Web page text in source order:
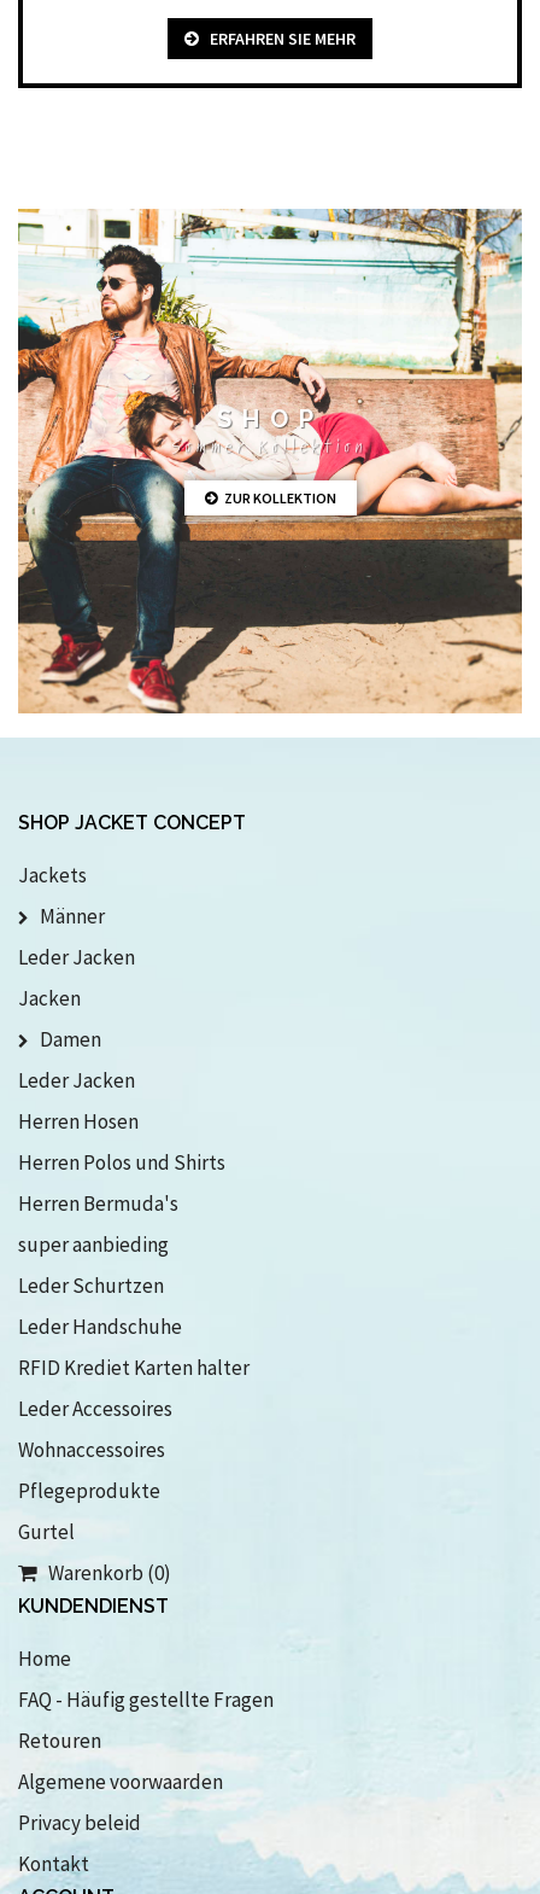
ERFAHREN SIE MEHR
SHOP
Sommer Kollektion
ZUR KOLLEKTION
SHOP JACKET CONCEPT
Jackets
Männer
Leder Jacken
Jacken
Damen
Leder Jacken
Herren Hosen
Herren Polos und Shirts
Herren Bermuda's
super aanbieding
Leder Schurtzen
Leder Handschuhe
RFID Krediet Karten halter
Leder Accessoires
Wohnaccessoires
Pflegeprodukte
Gurtel
Warenkorb (0)
KUNDENDIENST
Home
FAQ - Häufig gestellte Fragen
Retouren
Algemene voorwaarden
Privacy beleid
Kontakt